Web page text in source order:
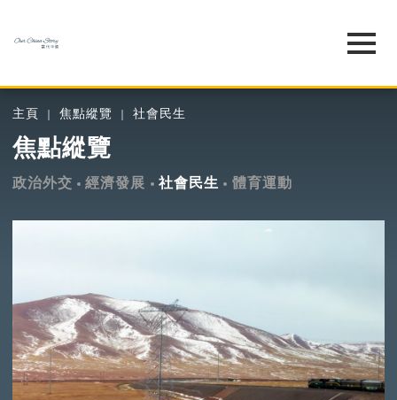
主頁 焦點縱覽 社會民生
焦點縱覽
政治外交 經濟發展 社會民生 體育運動